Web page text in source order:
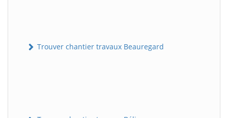
Trouver chantier travaux Beauregard